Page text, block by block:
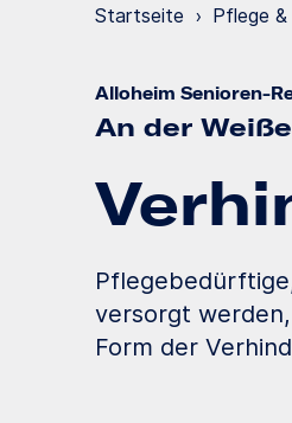
Startseite › Pflege &
Alloheim Senioren-
An der
versorgt
Form der